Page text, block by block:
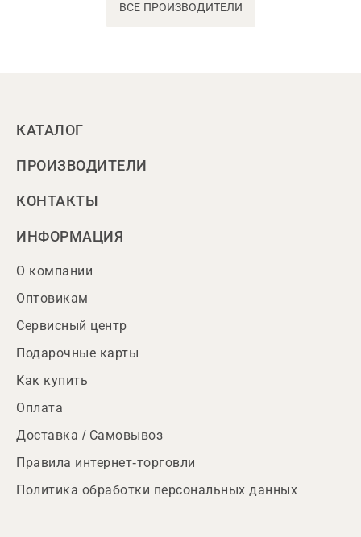
ВСЕ ПРОИЗВОДИТЕЛИ
КАТАЛОГ
ПРОИЗВОДИТЕЛИ
КОНТАКТЫ
ИНФОРМАЦИЯ
О компании
Оптовикам
Сервисный центр
Подарочные карты
Как купить
Оплата
Доставка / Самовывоз
Правила интернет-торговли
Политика обработки персональных данных